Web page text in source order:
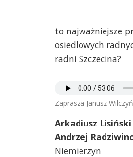
to najważniejsze
osiedlowych
radni Szczecina?
Zaprasza Janusz
Arkadiusz Lisiński
Andrzej
Niemierzyn